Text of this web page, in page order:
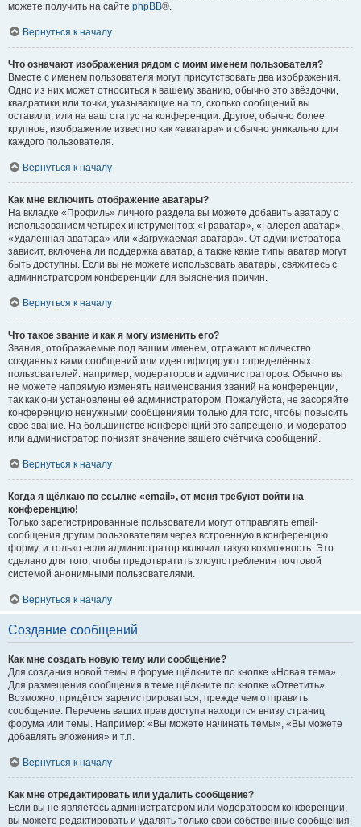
можете получить на сайте phpBB®.
Вернуться к началу
Что означают изображения рядом с моим именем пользователя?
Вместе с именем пользователя могут присутствовать два изображения.
Одно из них может относиться к вашему званию, обычно это звёздочки,
квадратики или точки, указывающие на то, сколько сообщений вы
оставили, или на ваш статус на конференции. Другое, обычно более
крупное, изображение известно как «аватара» и обычно уникально для
каждого пользователя.
Вернуться к началу
Как мне включить отображение аватары?
На вкладке «Профиль» личного раздела вы можете добавить аватару с
использованием четырёх инструментов: «Граватар», «Галерея аватар»,
«Удалённая аватара» или «Загружаемая аватара». От администратора
зависит, включена ли поддержка аватар, а также какие типы аватар могут
быть доступны. Если вы не можете использовать аватары, свяжитесь с
администратором конференции для выяснения причин.
Вернуться к началу
Что такое звание и как я могу изменить его?
Звания, отображаемые под вашим именем, отражают количество
созданных вами сообщений или идентифицируют определённых
пользователей: например, модераторов и администраторов. Обычно вы
не можете напрямую изменять наименования званий на конференции,
так как они установлены её администратором. Пожалуйста, не засоряйте
конференцию ненужными сообщениями только для того, чтобы повысить
своё звание. На большинстве конференций это запрещено, и модератор
или администратор понизят значение вашего счётчика сообщений.
Вернуться к началу
Когда я щёлкаю по ссылке «email», от меня требуют войти на
конференцию!
Только зарегистрированные пользователи могут отправлять email-
сообщения другим пользователям через встроенную в конференцию
форму, и только если администратор включил такую возможность. Это
сделано для того, чтобы предотвратить злоупотребления почтовой
системой анонимными пользователями.
Вернуться к началу
Создание сообщений
Как мне создать новую тему или сообщение?
Для создания новой темы в форуме щёлкните по кнопке «Новая тема».
Для размещения сообщения в теме щёлкните по кнопке «Ответить».
Возможно, придётся зарегистрироваться, прежде чем отправить
сообщение. Перечень ваших прав доступа находится внизу страниц
форума или темы. Например: «Вы можете начинать темы», «Вы можете
добавлять вложения» и т.п.
Вернуться к началу
Как мне отредактировать или удалить сообщение?
Если вы не являетесь администратором или модератором конференции,
вы можете редактировать и удалять только свои собственные сообщения.